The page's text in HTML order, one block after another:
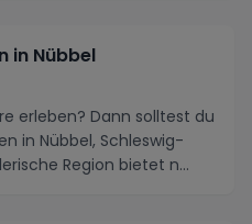
in Nübbel
erleben? Dann solltest du
in Nübbel, Schleswig-
Region bietet n...